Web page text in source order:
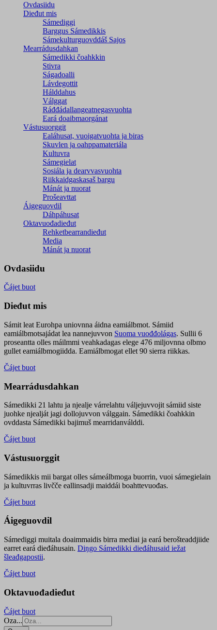
Ovdasiidu
Dieđut mis
Sámediggi
Barggus Sámedikkis
Sámekulturguovddáš Sajos
Mearrádusdahkan
Sámedikki čoahkkin
Stivra
Ságadoalli
Lávdegottit
Hálddahus
Válggat
Ráđđádallangeatnegas­vuohta
Eará doaibmaorgánat
Vástusuorggit
Ealáhusat, vuoigatvuohta ja biras
Skuvlen ja oahppamateriála
Kultuvra
Sámegielat
Sosiála ja dearvvasvuohta
Riikkaidgaskasaš bargu
Mánát ja nuorat
Prošeavttat
Áigeguovdil
Dáhpáhusat
Oktavuođadieđut
Rehketbearrandieđut
Media
Mánát ja nuorat
Ovdasiidu
Čájet buot
Dieđut mis
Sámit leat Eurohpa uniovnna áidna eamiálbmot. Sámiid
eamiálbmotsajádat lea nannejuvvon Suoma vuođđolágas. Sullii 6
proseantta olles máilmmi veahkadagas elege 476 miljovnna olbmo
gullet eamiálbmogiidda. Eamiálbmogat ellet 90 sierra riikkas.
Čájet buot
Mearrádusdahkan
Sámedikki 21 lahtu ja njealje várrelahtu váljejuvvojit sámiid siste
juohke njealját jagi dollojuvvon válggain. Sámedikki čoahkkin
ovddasta Sámedikki bajimuš mearridanválddi.
Čájet buot
Vástusuorggit
Sámedikkis mii bargat olles sámeálbmoga buorrin, vuoi sámegielain
ja kultuvrras livčče eallinsadji maiddái boahttevuođas.
Čájet buot
Áigeguovdil
Sámediggi muitala doaimmaidis birra mediai ja eará berošteaddjiide
earret eará dieđáhusain. Diŋgo Sámedikki dieđáhusaid iežat
šleađgapostii.
Čájet buot
Oktavuođadieđut
Čájet buot
Oza...